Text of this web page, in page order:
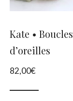
Kate • Boucles
d’oreilles
82,00€